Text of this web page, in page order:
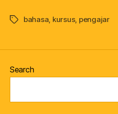
bahasa, kursus, pengajar
Search